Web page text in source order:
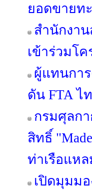
ยอดขายท
สำนักงา
เข้าร่วมโ
ผู้แทนการ
ดัน FTA ไ
กรมศุลก
สิทธิ์
ท่าเรือแห
เปิดมุมม